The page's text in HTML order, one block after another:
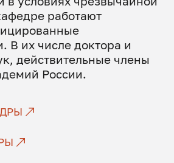
работают
В их числе доктора и
действительные члены
России.